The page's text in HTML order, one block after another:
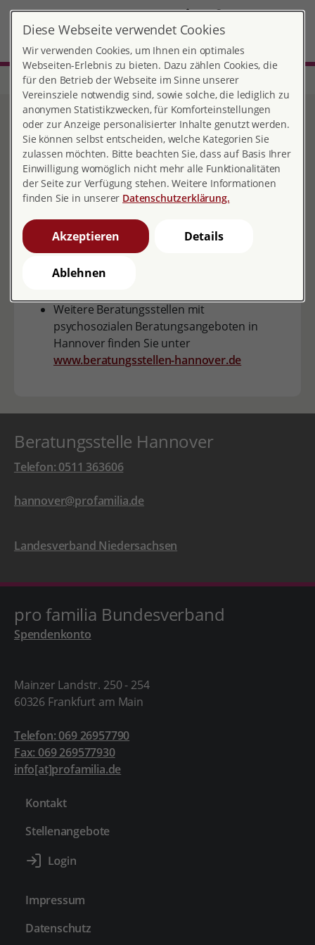
DE EN
Start Niedersachsen Beratungsstelle Hannover Netzwerke
Netzwerke
Schwangerschaftskonfliktberatungsstellen
in der Region Hannover finden Sie auf
www.schwangerschaftsberatung-
Weitere Beratungsstellen mit
psychosozialen Beratungsangeboten in
Hannover finden Sie unter
www.beratungsstellen-hannover.de
Beratungsstelle Hannover
Telefon: 0511 363606
hannover@profamilia.de
Landesverband Niedersachsen
pro familia Bundesverband
Spendenkonto
Mainzer Landstr. 250 - 254
60326 Frankfurt am Main
Telefon: 069 26957790
Fax: 069 269577930
info[at]profamilia.de
Kontakt
Stellenangebote
Impressum
Datenschutz
Diese Webseite verwendet Cookies
Wir verwenden Cookies, um Ihnen ein optimales
Webseiten-Erlebnis zu bieten. Dazu zählen Cookies, die
für den Betrieb der Webseite im Sinne unserer
Vereinsziele notwendig sind, sowie solche, die lediglich zu
anonymen Statistikzwecken, für Komforteinstellungen
oder zur Anzeige personalisierter Inhalte genutzt werden.
Sie können selbst entscheiden, welche Kategorien Sie
zulassen möchten. Bitte beachten Sie, dass auf Basis Ihrer
Einwilligung womöglich nicht mehr alle Funktionalitäten
der Seite zur Verfügung stehen. Weitere Informationen
finden Sie in unserer Datenschutzerklärung.
Akzeptieren Details
Ablehnen